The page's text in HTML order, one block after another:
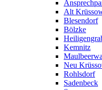
Alt
Blesendorf
Bölzke
Kemnitz
Neu
Rohlsdorf
Sadenbeck